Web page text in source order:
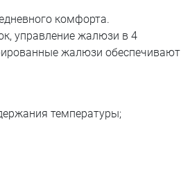
комфорта.
управление жалюзи в 4
жалюзи обеспечивают
температуры;